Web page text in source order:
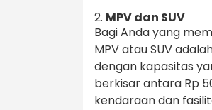
2. MPV dan SUV
Bagi Anda yang
MPV atau SUV
dengan kapasitas
berkisar antara Rp
kendaraan dan